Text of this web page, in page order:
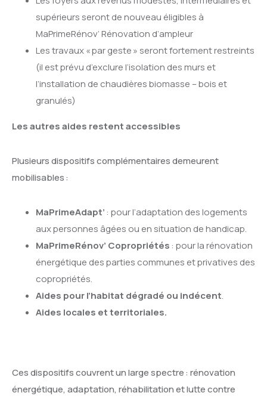
supérieurs seront de nouveau éligibles à
MaPrimeRénov’ Rénovation d’ampleur
Les travaux « par geste » seront fortement restreints
(il est prévu d’exclure l’isolation des murs et
l’installation de chaudières biomasse – bois et
granulés)
Les autres aides restent accessibles
Plusieurs dispositifs complémentaires demeurent
mobilisables :
MaPrimeAdapt’ : pour l’adaptation des logements
aux personnes âgées ou en situation de handicap.
MaPrimeRénov’ Copropriétés : pour la rénovation
énergétique des parties communes et privatives des
copropriétés.
Aides pour l’habitat dégradé ou indécent.
Aides locales et territoriales.
Ces dispositifs couvrent un large spectre : rénovation
énergétique, adaptation, réhabilitation et lutte contre